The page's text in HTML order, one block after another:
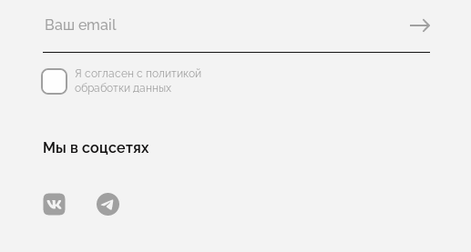
Я согласен с политикой
обработки данных
Мы в соцсетях